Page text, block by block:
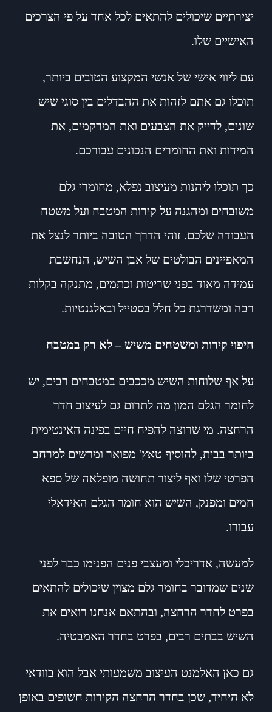
יצירתיים שיכולים להתאים לכל אחד על פי הצרכים
האישיים שלו.
עם ליווי אישי של אנשי המקצוע הטובים ביותר,
תוכלו גם אתם לזהות את ההבדלים בין סוגי שיש
שונים, לדייק את הצבעים ואת המרקמים, את
המידות ואת החומרים הנכונים עבורכם.
כך תוכלו ליהנות מעיצוב נפלא, מחומרי גלם
משובחים ומהגנה על קירות המטבח ועל משטח
העבודה שלכם. זוהי הדרך הטובה ביותר לנצל את
המאפיינים הבולטים של אבן השיש, הנחשבת
עמידה מאוד בפני שריטות וכתמים, מתנקה בקלות
רבה ומשדרגת כל חלל בסטייל ובאלגנטיות.
חיפוי קירות ומשטחים משיש – לא רק במטבח
על אף שלוחות השיש מככבים במטבחים רבים, יש
לחומר הגלם המון מה לתרום גם לעיצוב חדר
הרחצה. מי שרוצה להפיח חיים בפינה האינטימית
ביותר בבית, להוסיף טאץ' מפואר ומרשים למרחב
הפרטי שלו ואף ליצור תחושה מופלאה של ספא
חמים ומפנק, השיש הוא חומר הגלם האידאלי
עבורו.
למעשה, אדריכלי ומעצבי פנים הפנימו כבר לפני
שנים שמדובר בחומר גלם מצוין שיכולים להתאים
בפרט לחדר הרחצה, ובהתאם אנחנו רואים את
השיש בבתים רבים, בפרט בחדר האמבטיה.
גם כאן האלמנט העיצוב משמעותי אבל הוא בוודאי
לא היחיד, שכן בחדר הרחצה הקירות חשופים באופן